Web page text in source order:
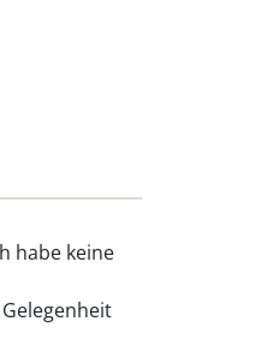
habe keine